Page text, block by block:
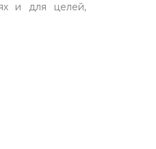
и для целей,